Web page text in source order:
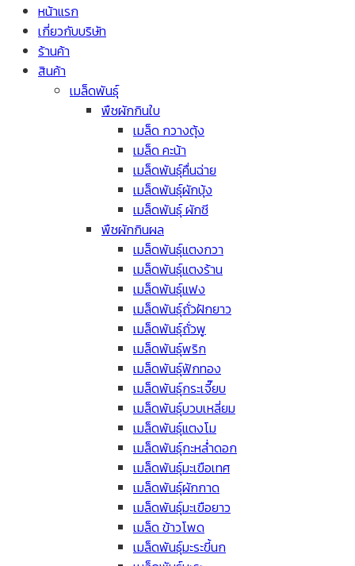
หน้าแรก
เกี่ยวกับบริษัท
ร้านค้า
สินค้า
เมล็ดพันธุ์
พืชผักกินใบ
เมล็ด กวางตุ้ง
เมล็ด คะน้า
เมล็ดพันธุ์คื่นฉ่าย
เมล็ดพันธุ์ผักบุ้ง
เมล็ดพันธุ์ ผักชี
พืชผักกินผล
เมล็ดพันธุ์แตงกวา
เมล็ดพันธุ์แตงร้าน
เมล็ดพันธุ์แฟง
เมล็ดพันธุ์ถั่วฝักยาว
เมล็ดพันธุ์ถั่วพู
เมล็ดพันธุ์พริก
เมล็ดพันธุ์ฟักทอง
เมล็ดพันธุ์กระเจี๊ยบ
เมล็ดพันธุ์บวบเหลี่ยม
เมล็ดพันธุ์แตงโม
เมล็ดพันธุ์กะหล่ำดอก
เมล็ดพันธุ์มะเขือเทศ
เมล็ดพันธุ์ผักกาด
เมล็ดพันธุ์มะเขือยาว
เมล็ด ข้าวโพด
เมล็ดพันธุ์มะระขี้นก